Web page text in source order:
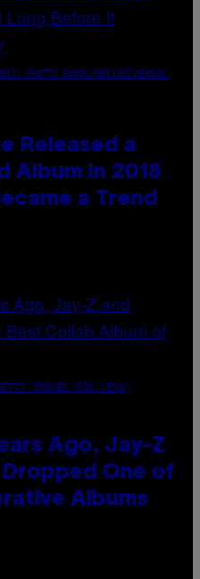
PHOTO BANK/NBCUNIVERSAL
Released a
Album in 2018
a Trend
IMAGES FOR VEVO)
Ago, Jay-Z
One of
Albums